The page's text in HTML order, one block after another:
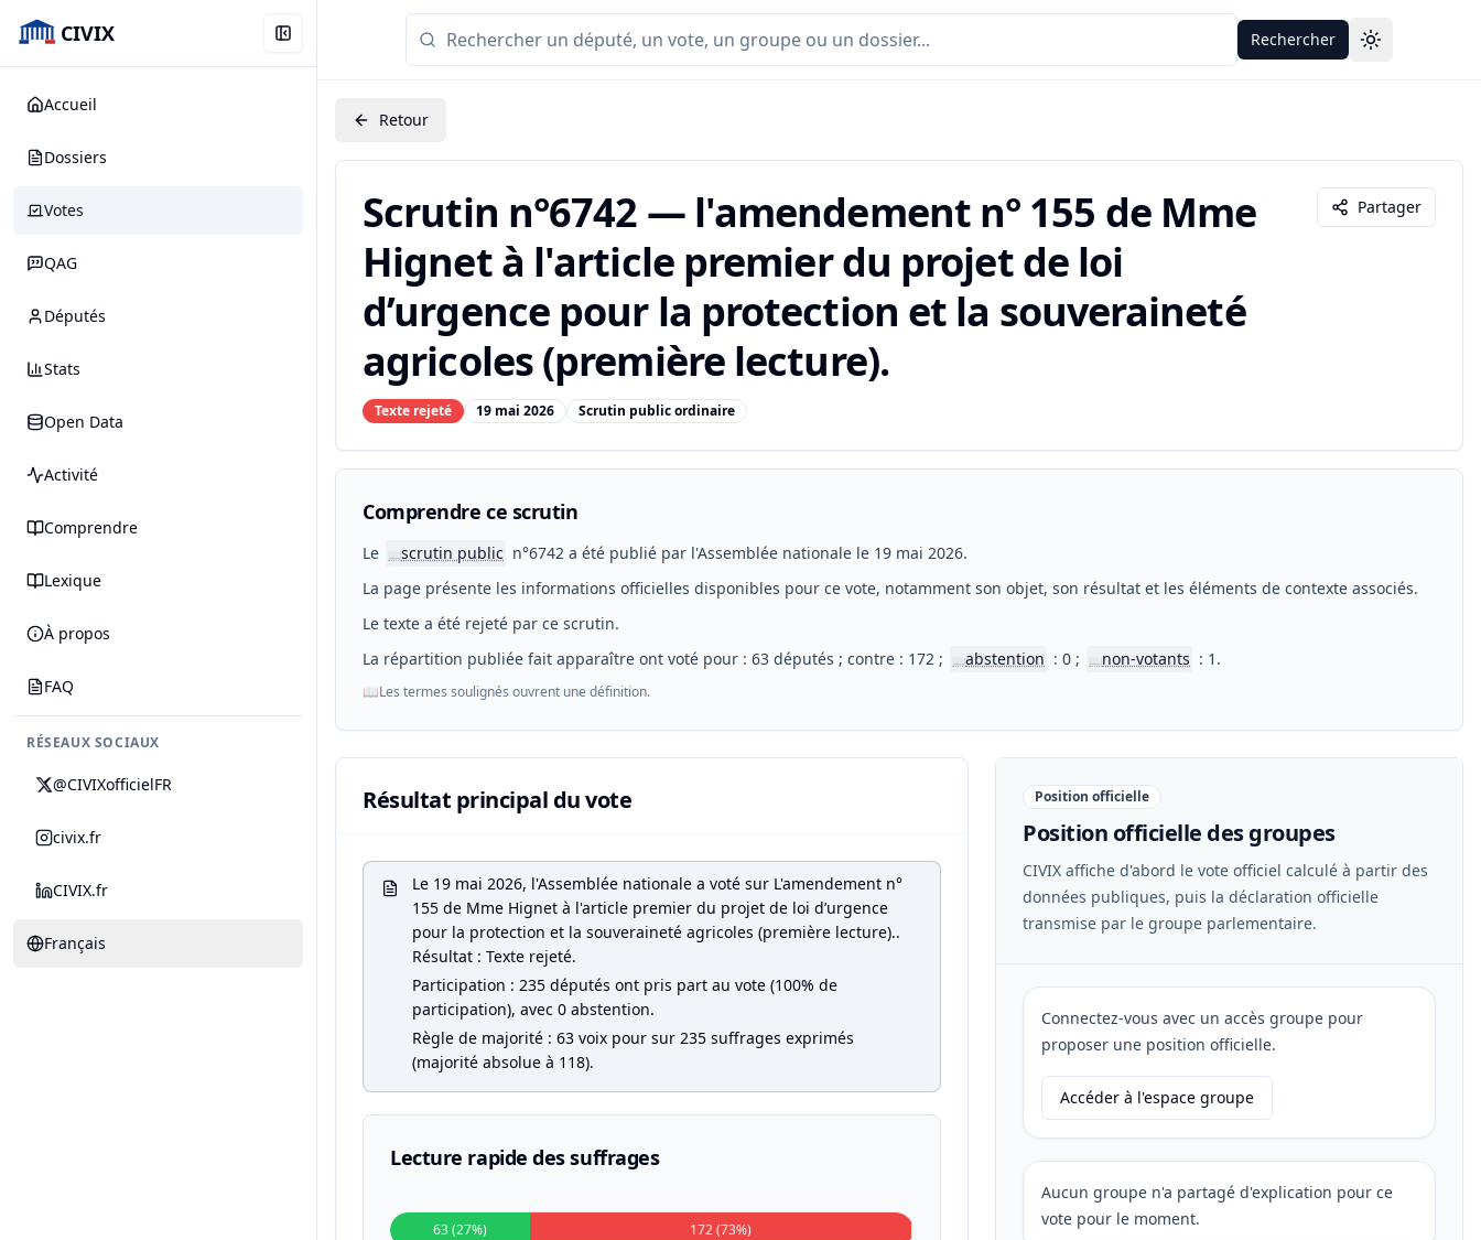
CIVIX
Accueil
Dossiers
Votes
QAG
Députés
Stats
Open Data
Activité
Comprendre
Lexique
À propos
FAQ
RÉSEAUX SOCIAUX
@CIVIXofficielFR
civix.fr
CIVIX.fr
Français
Rechercher Toggle theme
Retour
Scrutin n°6742 — l'amendement n° 155 de Mme
Hignet à l'article premier du projet de loi
d’urgence pour la protection et la souveraineté
agricoles (première lecture).
Texte rejeté 19 mai 2026 Scrutin public ordinaire
Partager
Comprendre ce scrutin
Le 📖scrutin public n°6742 a été publié par l'Assemblée nationale le 19 mai 2026.
La page présente les informations officielles disponibles pour ce vote, notamment son objet, son résultat et les éléments de contexte associés.
Le texte a été rejeté par ce scrutin.
La répartition publiée fait apparaître ont voté pour : 63 députés ; contre : 172 ;
📖abstention : 0 ; 📖non-votants : 1.
📖Les termes soulignés ouvrent une définition.
Résultat principal du vote
Le 19 mai 2026, l'Assemblée nationale a voté sur L'amendement n°
155 de Mme Hignet à l'article premier du projet de loi d’urgence
pour la protection et la souveraineté agricoles (première lecture)..
Résultat : Texte rejeté.
Participation : 235 députés ont pris part au vote (100% de
participation), avec 0 abstention.
Règle de majorité : 63 voix pour sur 235 suffrages exprimés
(majorité absolue à 118).
Lecture rapide des suffrages
63 (27%) 172 (73%)
Position officielle
Position officielle des groupes
CIVIX affiche d'abord le vote officiel calculé à partir des
données publiques, puis la déclaration officielle
transmise par le groupe parlementaire.
Connectez-vous avec un accès groupe pour
proposer une position officielle.
Accéder à l'espace groupe
Aucun groupe n'a partagé d'explication pour ce
vote pour le moment.